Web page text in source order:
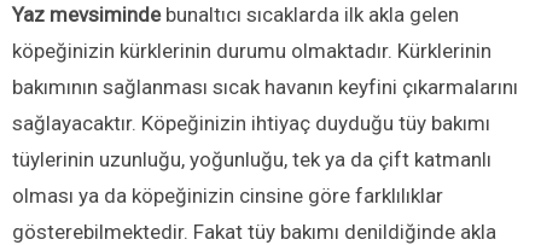
Yaz mevsiminde bunaltıcı sıcaklarda ilk akla gelen
köpeğinizin kürklerinin durumu olmaktadır. Kürklerinin
bakımının sağlanması sıcak havanın keyfini çıkarmalarını
sağlayacaktır. Köpeğinizin ihtiyaç duyduğu tüy bakımı
tüylerinin uzunluğu, yoğunluğu, tek ya da çift katmanlı
olması ya da köpeğinizin cinsine göre farklılıklar
gösterebilmektedir. Fakat tüy bakımı denildiğinde akla